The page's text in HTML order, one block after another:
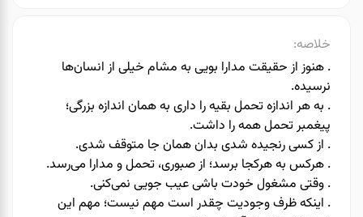
خلاصه:
. ️هنوز از حقیقت مدارا بویی به مشام خیلی از انسان‌ها
نرسیده.
. به هر اندازه تحمل بقیه را داری به همان اندازه بزرگی؛
پیغمبر تحمل همه را داشت.
. ️از کسی رنجیده شدی بدان همان جا متوقف شدی.
. ️هرکس به هرکجا برسد؛ از صبوری، تحمل و مدارا می‌رسد.
. ️وقتی مشغول خودت باشی عیب جویی نمی‌کنی.
. ️اینکه ظرف وجودیت چقدر است مهم نیست؛ مهم این